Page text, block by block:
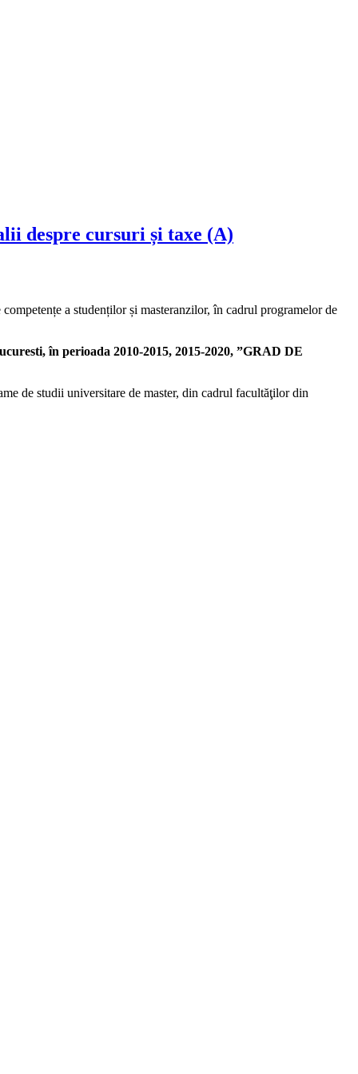
despre cursuri și taxe (A)
a studenților și masteranzilor, în cadrul programelor de
în perioada 2010-2015, 2015-2020, ”GRAD DE
de studii universitare de master, din cadrul facultăţilor din